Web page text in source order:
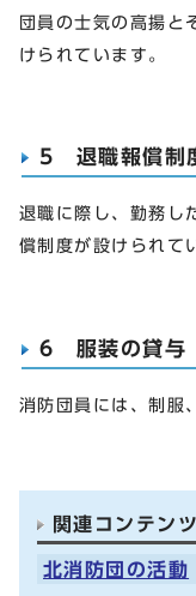
団員の士気の高揚と
けられています。
5 退職報償制
退職に際し、勤務し
償制度が設けられて
6 服装の貸与
消防団員には、制服
関連コンテンツ
北消防団の活動